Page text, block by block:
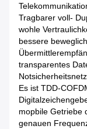
Tragbarer voll-
wohle
bessere
transparentes
Es ist TDD-
mopbile Getriebe
genauen